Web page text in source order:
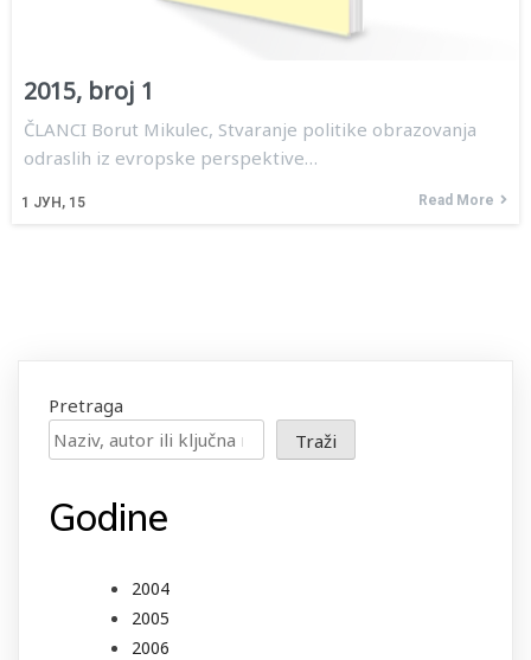
2015, broj 1
1 ЈУН, 15
ČLANCI Borut Mikulec, Stvaranje politike obrazovanja
odraslih iz evropske perspektive…
Read More
Pretraga
Traži
Godine
2004
2005
2006